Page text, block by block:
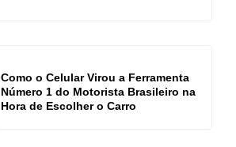
Como o Celular Virou a Ferramenta
Número 1 do Motorista Brasileiro na
Hora de Escolher o Carro